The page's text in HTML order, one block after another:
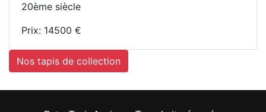
20ème siècle
Prix: 14500 €
Nos tapis de collection